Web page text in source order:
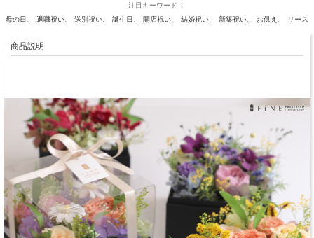
注目キーワード
母の日
退職祝い 送別祝い 誕生日 開店祝い 結婚祝い 新築祝い お供え リース
商品説明